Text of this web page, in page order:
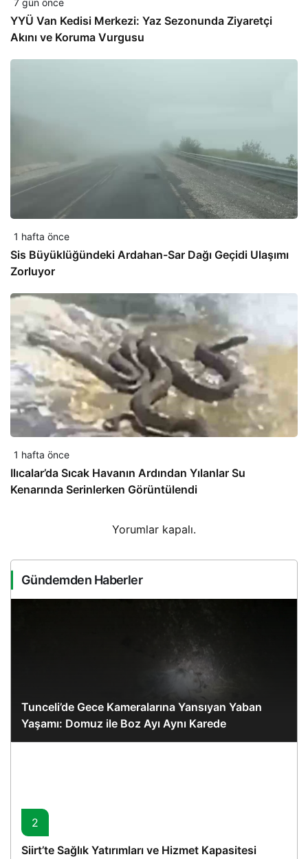
YYÜ Van Kedisi Merkezi: Yaz Sezonunda Ziyaretçi
Akını ve Koruma Vurgusu
1 hafta önce
Sis Büyüklüğündeki Ardahan-Sar Dağı Geçidi Ulaşımı
Zorluyor
1 hafta önce
Ilıcalar’da Sıcak Havanın Ardından Yılanlar Su
Kenarında Serinlerken Görüntülendi
Yorumlar kapalı.
Gündemden Haberler
Tunceli’de Gece Kameralarına Yansıyan Yaban
Yaşamı: Domuz ile Boz Ayı Aynı Karede
2
Siirt’te Sağlık Yatırımları ve Hizmet Kapasitesi